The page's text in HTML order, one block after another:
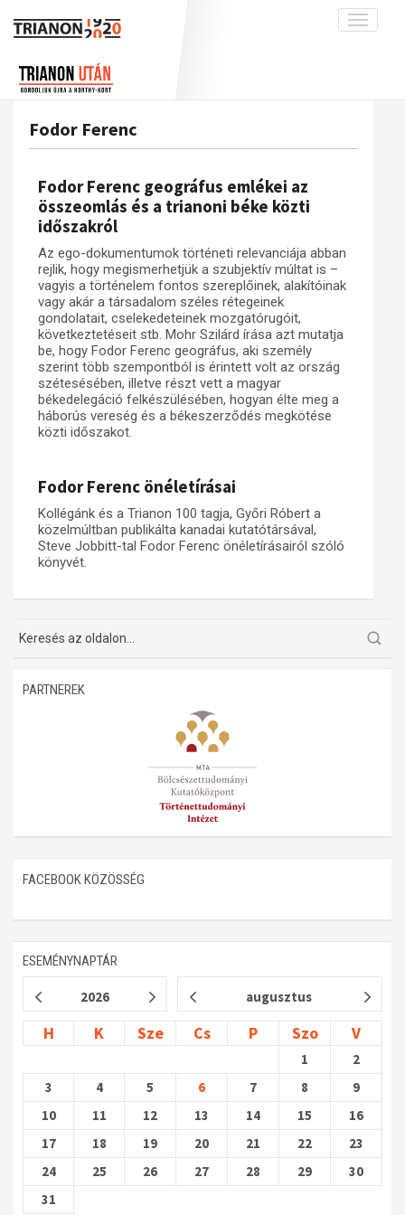
Toggle
A békerendszer megszilárdulása
Galéria
Emlékművek (feltöltés alatt)
Menekültek
Visszhang
Publikációk
Kapcsolat
Trianon-kommentár
Dokumentumok
A trianoni szerződés
Fodor Ferenc
Fodor Ferenc geográfus emlékei az
összeomlás és a trianoni béke közti
időszakról
Az ego-dokumentumok történeti relevanciája abban
rejlik, hogy megismerhetjük a szubjektív múltat is –
vagyis a történelem fontos szereplőinek, alakítóinak
vagy akár a társadalom széles rétegeinek
gondolatait, cselekedeteinek mozgatórugóit,
következtetéseit stb. Mohr Szilárd írása azt mutatja
be, hogy Fodor Ferenc geográfus, aki személy
szerint több szempontból is érintett volt az ország
szétesésében, illetve részt vett a magyar
békedelegáció felkészülésében, hogyan élte meg a
háborús vereség és a békeszerződés megkötése
közti időszakot.
Fodor Ferenc önéletírásai
Kollégánk és a Trianon 100 tagja, Győri Róbert a
közelmúltban publikálta kanadai kutatótársával,
Steve Jobbitt-tal Fodor Ferenc önéletírásairól szóló
könyvét.
PARTNEREK
FACEBOOK KÖZÖSSÉG
ESEMÉNYNAPTÁR
2026 augusztus
H K Sze Cs P Szo V
1
2
3
4 5 6 7 8
9
10
11 12 13 14 15
16
17
18 19 20 21 22
23
24
25 26 27 28 29
30
31